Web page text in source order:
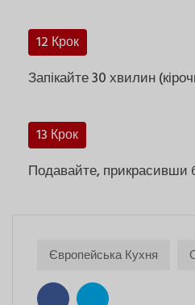
12 Крок
Запікайте 30 хвилин
13 Крок
Подавайте, прикрасивши
Європейська Кухня